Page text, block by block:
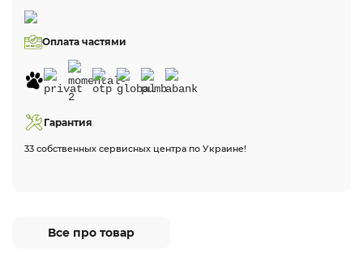
Оплата частями
Гарантия
33 собственных сервисных центра по Украине!
Все про товар